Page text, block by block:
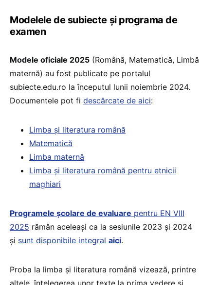
Modelele de subiecte și programa de
examen
Modele oficiale 2025 (Română, Matematică, Limbă
maternă) au fost publicate pe portalul
subiecte.edu.ro la începutul lunii noiembrie 2024.
Documentele pot fi descărcate de aici:
Limba și literatura română
Matematică
Limba maternă
Limba și literatura română pentru etnicii
maghiari
Programele școlare de evaluare pentru EN VIII
2025 rămân aceleași ca la sesiunile 2023 și 2024
și sunt disponibile integral aici.
Proba la limba și literatura română vizează, printre